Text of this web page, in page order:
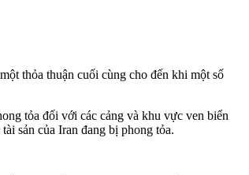
thỏa thuận cuối cùng cho đến khi một số
tỏa đối với các cảng và khu vực ven biển
sản của Iran đang bị phong tỏa.